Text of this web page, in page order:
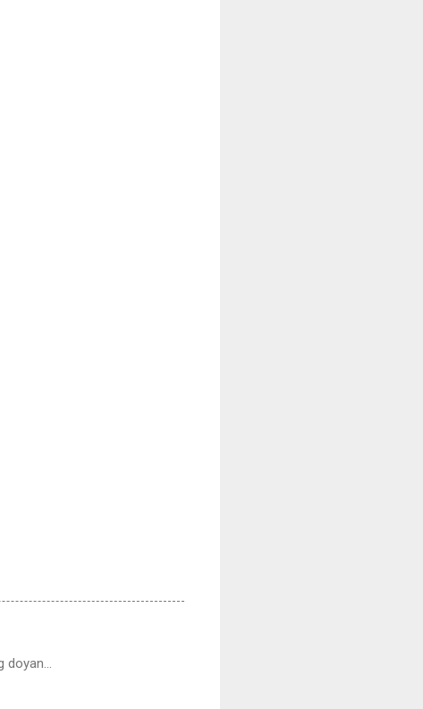
doyan...